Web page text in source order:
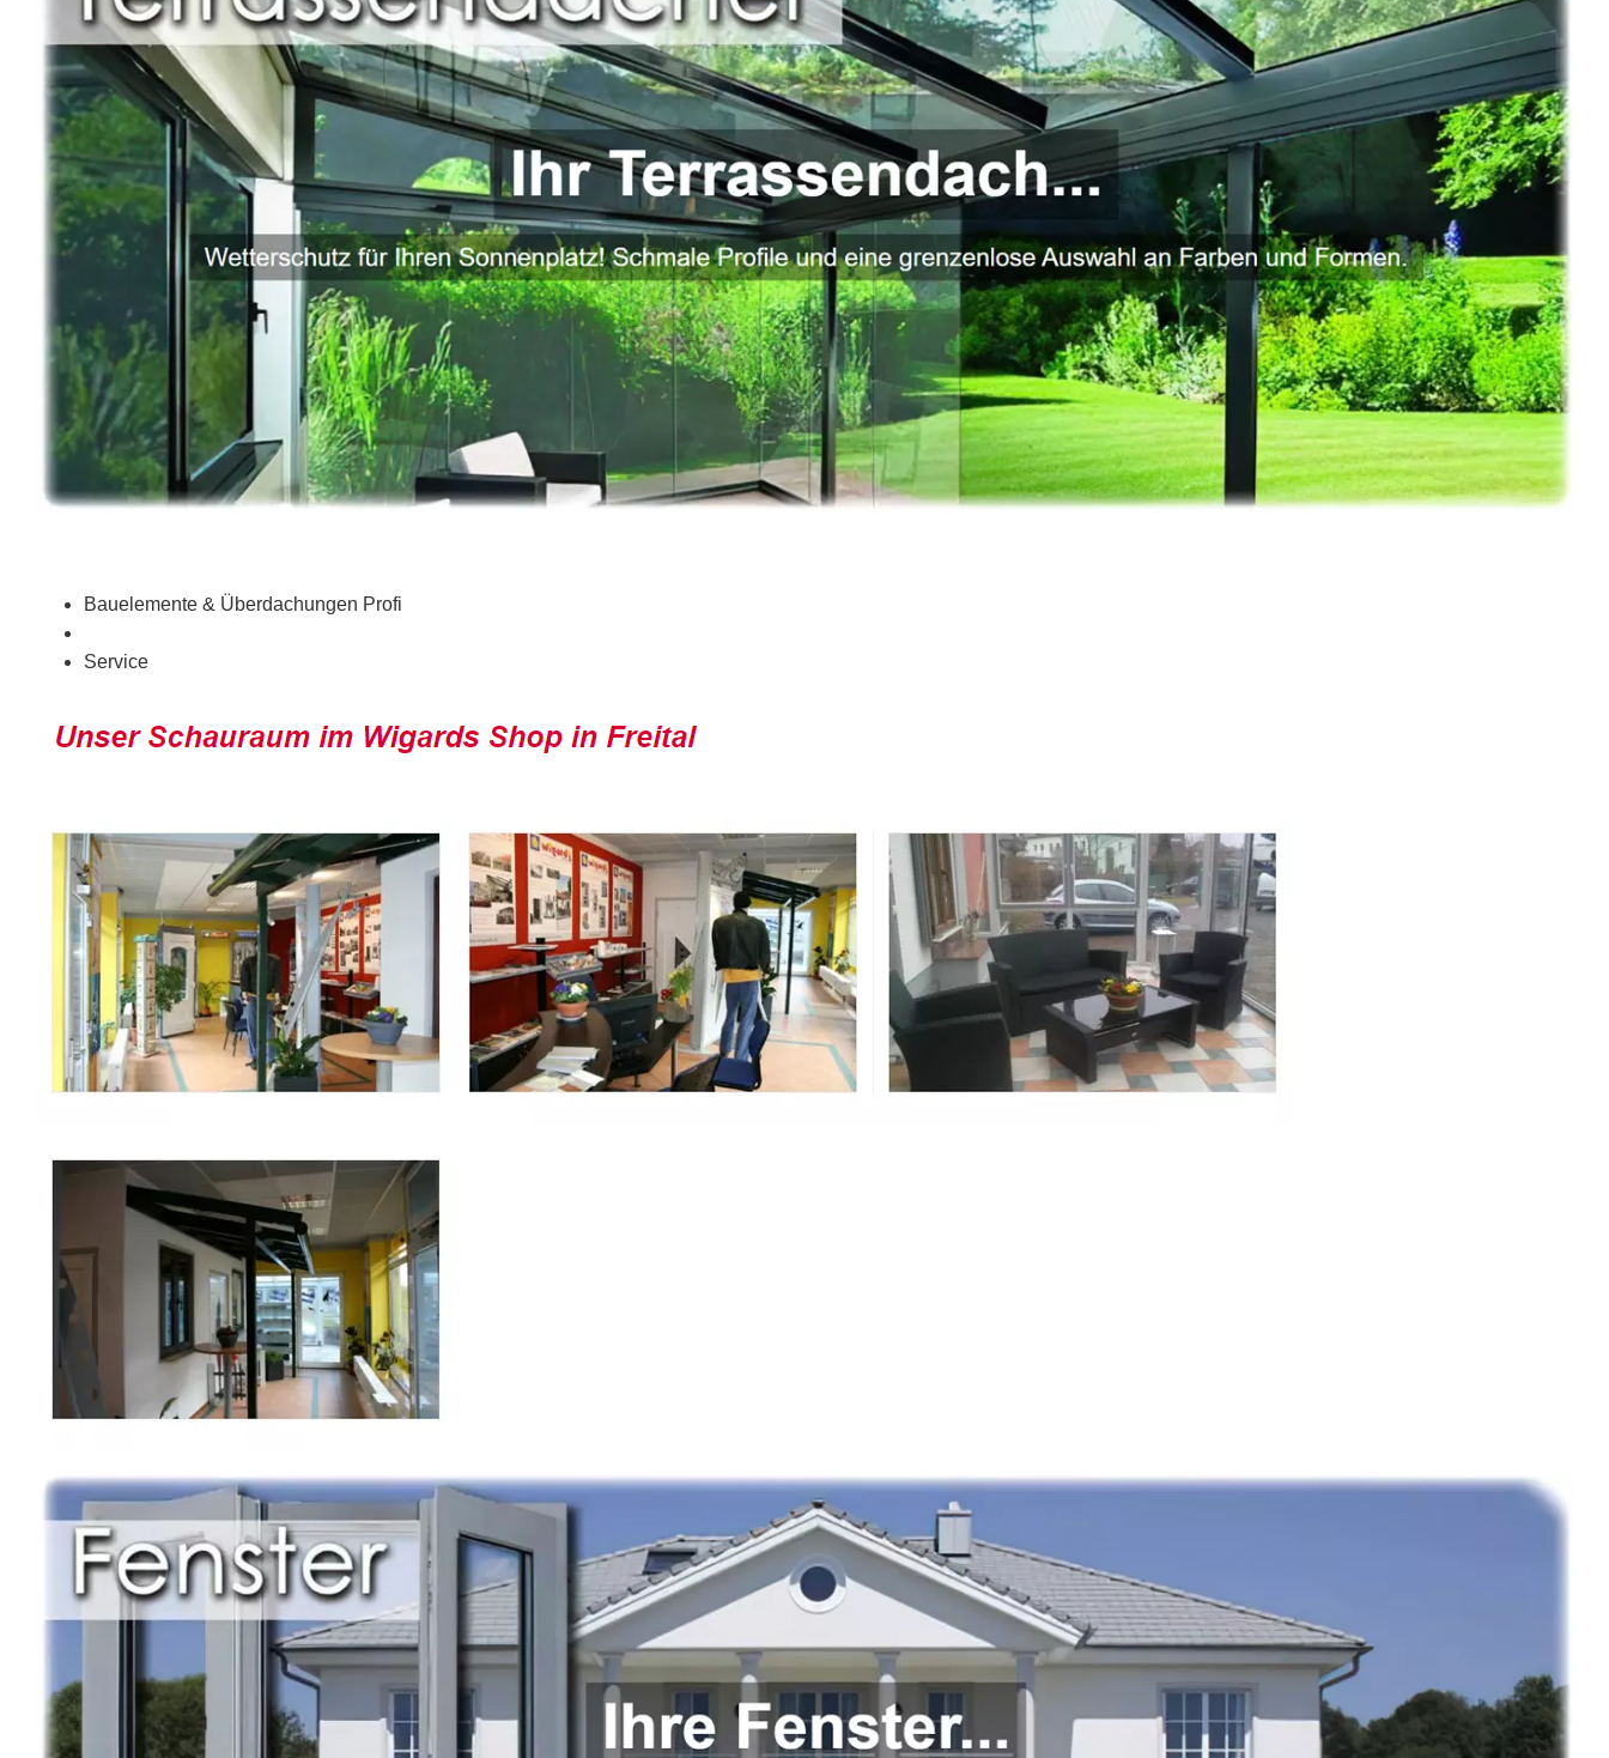
Bauelemente & Überdachungen Profi
Service